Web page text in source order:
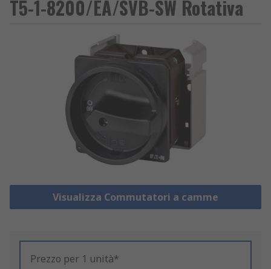
T5-1-8200/EA/SVB-SW Rotativa
Visualizza Commutatori a camme
Prezzo per 1 unità*